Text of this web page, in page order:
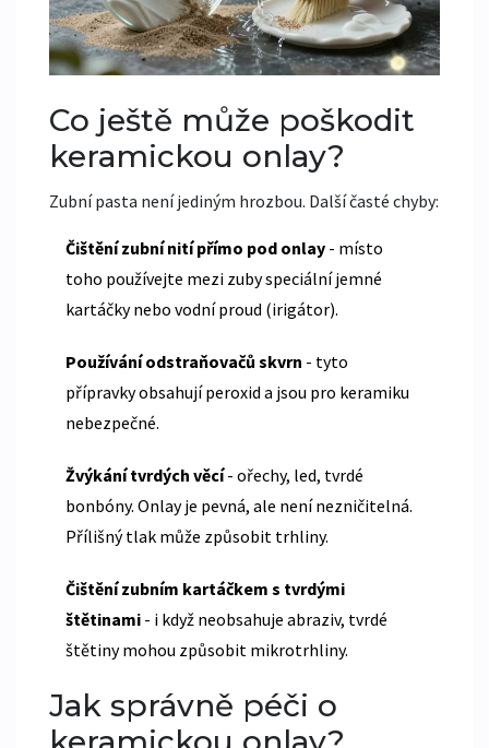
Co ještě může poškodit
keramickou onlay?
Zubní pasta není jediným hrozbou. Další časté chyby:
Čištění zubní nití přímo pod onlay - místo
toho používejte mezi zuby speciální jemné
kartáčky nebo vodní proud (irigátor).
Používání odstraňovačů skvrn - tyto
přípravky obsahují peroxid a jsou pro keramiku
nebezpečné.
Žvýkání tvrdých věcí- ořechy, led, tvrdé
bonbóny. Onlay je pevná, ale není nezničitelná.
Přílišný tlak může způsobit trhliny.
Čištění zubním kartáčkem s tvrdými
štětinami - i když neobsahuje abraziv, tvrdé
štětiny mohou způsobit mikrotrhliny.
Jak správně péči o